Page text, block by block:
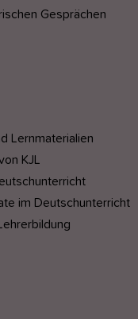
Gesprächen
Lernmaterialien
KJL
im Deutschunterricht